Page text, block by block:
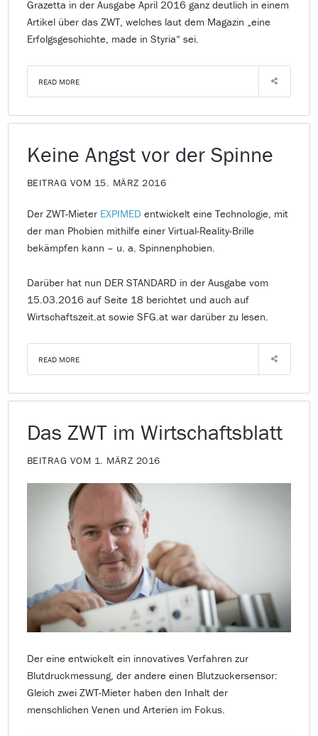
Grazetta in der Ausgabe April 2016 ganz deutlich in einem
Artikel über das ZWT, welches laut dem Magazin „eine
Erfolgsgeschichte, made in Styria“ sei.
READ MORE
Keine Angst vor der Spinne
BEITRAG VOM 15. MÄRZ 2016
Der ZWT-Mieter EXPIMED entwickelt eine Technologie, mit
der man Phobien mithilfe einer Virtual-Reality-Brille
bekämpfen kann – u. a. Spinnenphobien.
Darüber hat nun DER STANDARD in der Ausgabe vom
15.03.2016 auf Seite 18 berichtet und auch auf
Wirtschaftszeit.at sowie SFG.at war darüber zu lesen.
READ MORE
Das ZWT im Wirtschaftsblatt
BEITRAG VOM 1. MÄRZ 2016
Der eine entwickelt ein innovatives Verfahren zur
Blutdruckmessung, der andere einen Blutzuckersensor:
Gleich zwei ZWT-Mieter haben den Inhalt der
menschlichen Venen und Arterien im Fokus.